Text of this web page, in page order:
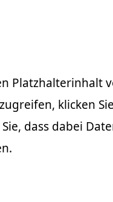
Platzhalterinhalt
klicken
dass dabei